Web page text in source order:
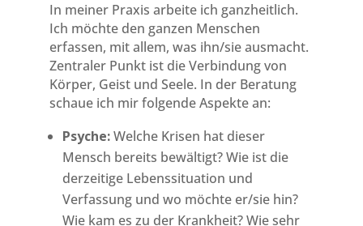
In meiner Praxis arbeite ich ganzheitlich.
Ich möchte den ganzen Menschen
erfassen, mit allem, was ihn/sie ausmacht.
Zentraler Punkt ist die Verbindung von
Körper, Geist und Seele. In der Beratung
schaue ich mir folgende Aspekte an:
Psyche:Welche Krisen hat dieser
Mensch bereits bewältigt? Wie ist die
derzeitige Lebenssituation und
Verfassung und wo möchte er/sie hin?
Wie kam es zu der Krankheit? Wie sehr